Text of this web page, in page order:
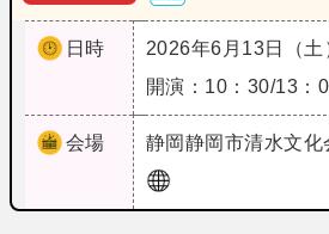
日時
2026年6月13日（土
開演：10：30/13：
会場 静岡静岡市清水文化